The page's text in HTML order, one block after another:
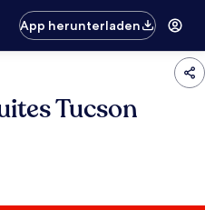
App herunterladen
Tucson